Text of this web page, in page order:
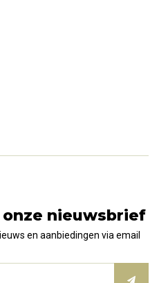
nieuwsbrief
en aanbiedingen via email